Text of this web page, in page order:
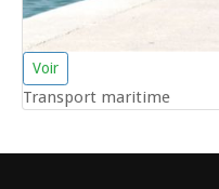
Voir
Transport maritime